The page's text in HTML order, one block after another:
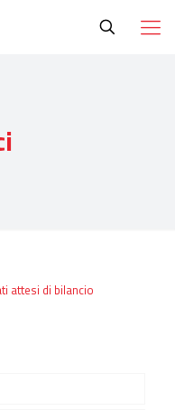
attesi di bilancio